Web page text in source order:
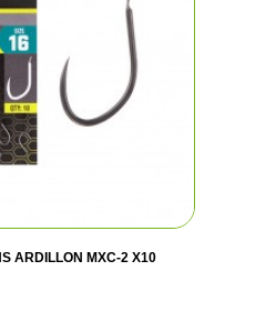
ARDILLON MXC-2 X10